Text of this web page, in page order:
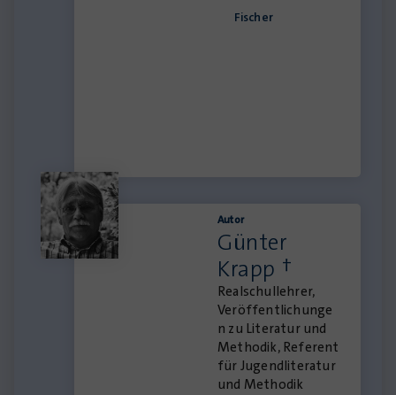
Fischer
Autor
Günter
Krapp †
Realschullehrer,
Veröffentlichunge
n zu Literatur und
Methodik, Referent
für Jugendliteratur
und Methodik